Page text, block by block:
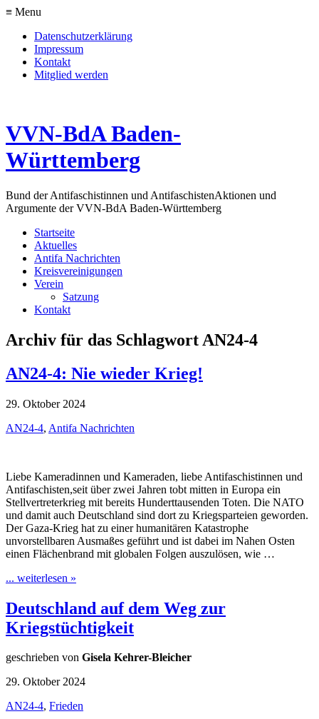
≡ Menu
Datenschutzerklärung
Impressum
Kontakt
Mitglied werden
VVN-BdA Baden-
Württemberg
Bund der Antifaschistinnen und AntifaschistenAktionen und
Argumente der VVN-BdA Baden-Württemberg
Startseite
Aktuelles
Antifa Nachrichten
Kreisvereinigungen
Verein
Satzung
Kontakt
Archiv für das Schlagwort AN24-4
AN24-4: Nie wieder Krieg!
29. Oktober 2024
AN24-4, Antifa Nachrichten
Liebe Kameradinnen und Kameraden, liebe Antifaschistinnen und
Antifaschisten,seit über zwei Jahren tobt mitten in Europa ein
Stellvertreterkrieg mit bereits Hunderttausenden Toten. Die NATO
und damit auch Deutschland sind dort zu Kriegsparteien geworden.
Der Gaza-Krieg hat zu einer humanitären Katastrophe
unvorstellbaren Ausmaßes geführt und ist dabei im Nahen Osten
einen Flächenbrand mit globalen Folgen auszulösen, wie …
... weiterlesen »
Deutschland auf dem Weg zur
Kriegstüchtigkeit
geschrieben von Gisela Kehrer-Bleicher
29. Oktober 2024
AN24-4, Frieden